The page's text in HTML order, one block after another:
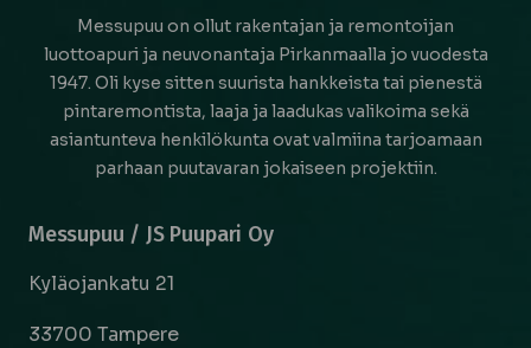
Messupuu on ollut rakentajan ja remontoijan
luottoapuri ja neuvonantaja Pirkanmaalla jo vuodesta
1947. Oli kyse sitten suurista hankkeista tai pienestä
pintaremontista, laaja ja laadukas valikoima sekä
asiantunteva henkilökunta ovat valmiina tarjoamaan
parhaan puutavaran jokaiseen projektiin.
Messupuu / JS Puupari Oy
Kyläojankatu 21
33700 Tampere